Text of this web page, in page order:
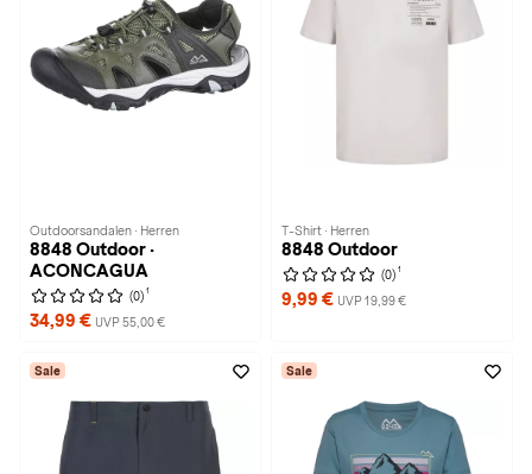
Outdoorsandalen · Herren
8848 Outdoor ·
ACONCAGUA
(0) 1
34,99 € UVP 55,00 €
T-Shirt · Herren
8848 Outdoor
(0) 1
9,99 € UVP 19,99 €
Sale Sale